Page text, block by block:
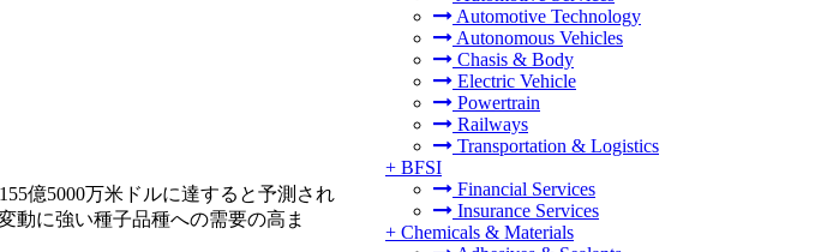
Automotive Technology
Autonomous Vehicles
Chasis & Body
Electric Vehicle
Powertrain
Railways
Transportation & Logistics
+ BFSI
Financial Services
Insurance Services
+ Chemicals & Materials
億5000万米ドルに達すると予測され
動に強い種子品種への需要の高ま